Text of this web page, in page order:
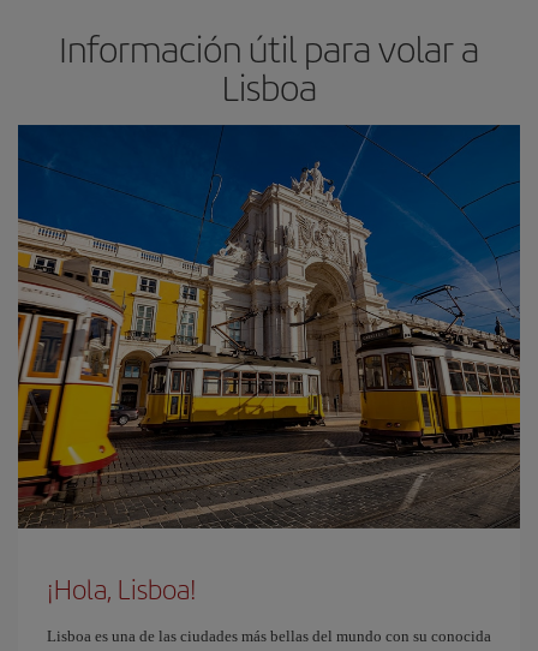
Información útil para volar a
Lisboa
¡Hola, Lisboa!
Lisboa es una de las ciudades más bellas del mundo con su conocida